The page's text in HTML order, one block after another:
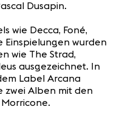
Dusapin.
wie Decca, Foné,
Einspielungen wurden
wie The Strad,
ausgezeichnet. In
Label Arcana
zwei Alben mit den